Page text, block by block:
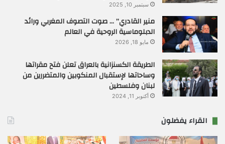
سبتمبر 10, 2025
منير القادري” … صوت التصوف المغربي ورائد
الدبلوماسية الروحية في العالم
مايو 18, 2026
الطريقة الكسنزانية بالعراق تعلن فتح مقراتها
وساحاتها لإستقبال المنكوبين والمتضررين من
لبنان وفلسطين
أكتوبر 11, 2024
القراء يفضلون